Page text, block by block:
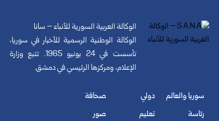
الوكالة العربية السورية للأنباء – سانا
الوكالة الوطنية الرسمية للأخبار في سوريا،
تأسست في 24 يونيو 1965. تتبع وزارة
الإعلام، ومركزها الرئيسي في دمشق.
سوريا والعالم
رئاسة
دولي
تعليم
صحافة
صور